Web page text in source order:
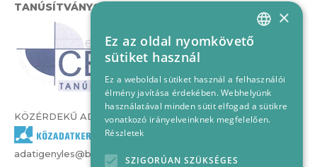
TANÚSÍTVÁNYOK
KÖZÉRDEKŰ ADATOK
adatigenyles@bvcs.hu
HUNGARIAN
×
Ez az oldal nyomkövető
sütiket használ
Ez a weboldal sütiket használ a felhasználói
élmény javítása érdekében. Webhelyünk
használatával minden sütit elfogad a sütikre
vonatkozó irányelveinknek megfelelően.
Részletek
SZIGORÚAN SZÜKSÉGES